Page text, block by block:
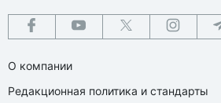
О компании
Редакционная политика и стандарты